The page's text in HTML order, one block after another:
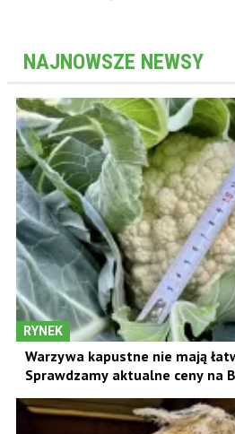
NAJNOWSZE NEWSY
RYNEK
Warzywa kapustne nie mają
Sprawdzamy aktualne ceny na